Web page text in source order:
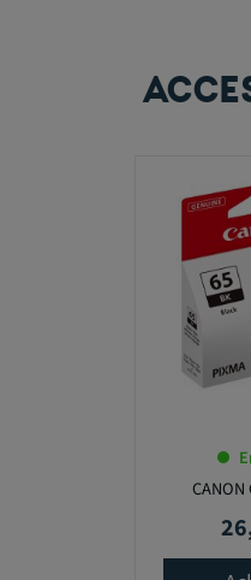
CANON
Prix